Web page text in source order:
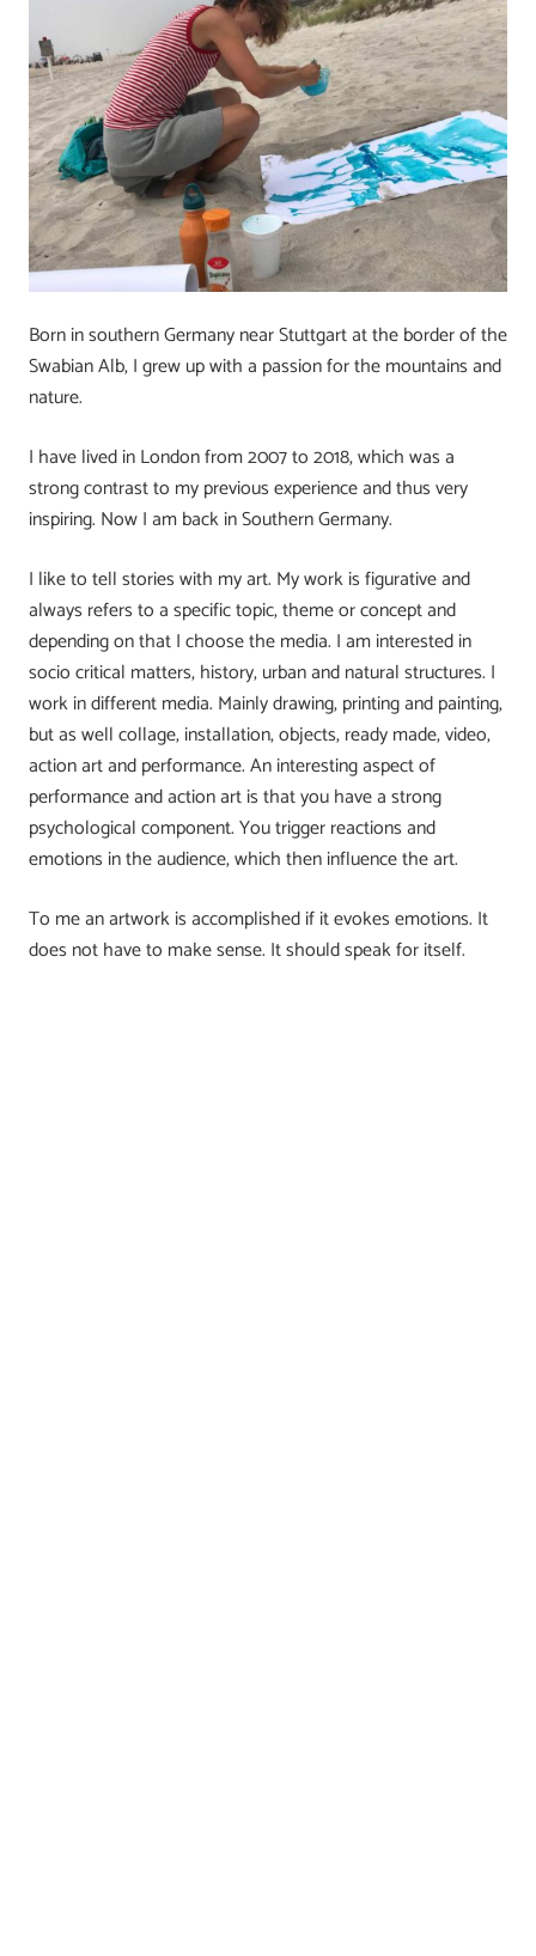
Born in southern Germany near Stuttgart at the border of the
Swabian Alb, I grew up with a passion for the mountains and
nature.
I have lived in London from 2007 to 2018, which was a
strong contrast to my previous experience and thus very
inspiring. Now I am back in Southern Germany.
I like to tell stories with my art. My work is figurative and
always refers to a specific topic, theme or concept and
depending on that I choose the media. I am interested in
socio critical matters, history, urban and natural structures. I
work in different media. Mainly drawing, printing and painting,
but as well collage, installation, objects, ready made, video,
action art and performance. An interesting aspect of
performance and action art is that you have a strong
psychological component. You trigger reactions and
emotions in the audience, which then influence the art.
To me an artwork is accomplished if it evokes emotions. It
does not have to make sense. It should speak for itself.